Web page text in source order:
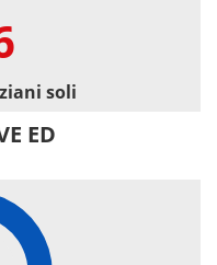
soli
ED